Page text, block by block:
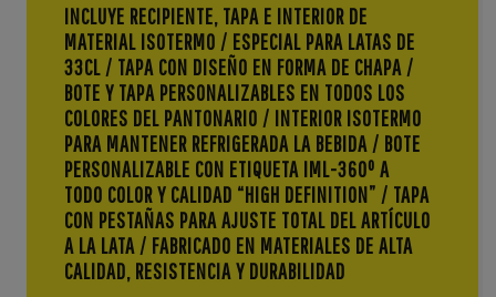
INCLUYE RECIPIENTE, TAPA E INTERIOR DE
MATERIAL ISOTERMO / ESPECIAL PARA LATAS DE
33CL / TAPA CON DISEÑO EN FORMA DE CHAPA /
BOTE Y TAPA PERSONALIZABLES EN TODOS LOS
COLORES DEL PANTONARIO / INTERIOR ISOTERMO
PARA MANTENER REFRIGERADA LA BEBIDA / BOTE
PERSONALIZABLE CON ETIQUETA IML-360º A
TODO COLOR Y CALIDAD “HIGH DEFINITION” / TAPA
CON PESTAÑAS PARA AJUSTE TOTAL DEL ARTÍCULO
A LA LATA / FABRICADO EN MATERIALES DE ALTA
CALIDAD, RESISTENCIA Y DURABILIDAD